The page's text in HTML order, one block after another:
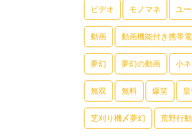
ビデオ モノマネ ユ
動画 動画機能付き携帯
夢幻 夢幻の動画 小
無双 無料 爆笑
芝刈り機〆夢幻 荒野行動